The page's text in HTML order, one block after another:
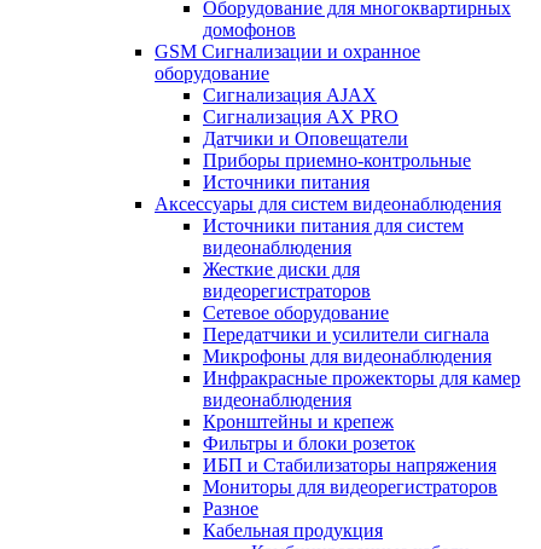
Оборудование для многоквартирных
домофонов
GSM Сигнализации и охранное
оборудование
Сигнализация AJAX
Сигнализация AX PRO
Датчики и Оповещатели
Приборы приемно-контрольные
Источники питания
Аксессуары для систем видеонаблюдения
Источники питания для систем
видеонаблюдения
Жесткие диски для
видеорегистраторов
Сетевое оборудование
Передатчики и усилители сигнала
Микрофоны для видеонаблюдения
Инфракрасные прожекторы для камер
видеонаблюдения
Кронштейны и крепеж
Фильтры и блоки розеток
ИБП и Стабилизаторы напряжения
Мониторы для видеорегистраторов
Разное
Кабельная продукция